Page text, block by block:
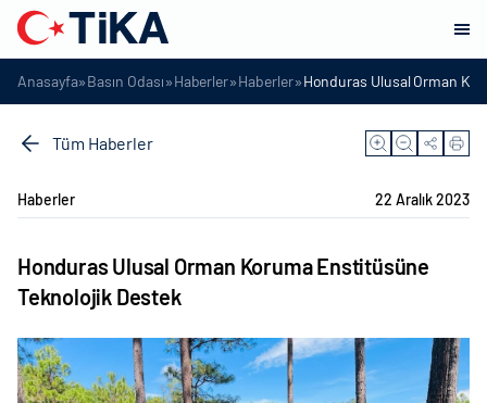
Anasayfa»Basın Odası»Haberler»Haberler»Honduras Ulusal Orman
Tüm Haberler
Haberler 22 Aralık 2023
Honduras Ulusal Orman Koruma Enstitüsüne
Teknolojik Destek